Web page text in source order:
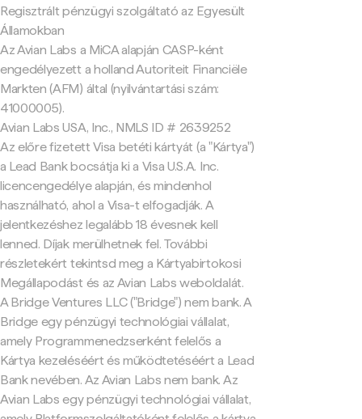
Regisztrált pénzügyi szolgáltató az Egyesült
Államokban
Az Avian Labs a MiCA alapján CASP-ként
engedélyezett a holland Autoriteit Financiële
Markten (AFM) által (nyilvántartási szám:
41000005).
Avian Labs USA, Inc., NMLS ID # 2639252
Az előre fizetett Visa betéti kártyát (a "Kártya")
a Lead Bank bocsátja ki a Visa U.S.A. Inc.
licencengedélye alapján, és mindenhol
használható, ahol a Visa-t elfogadják. A
jelentkezéshez legalább 18 évesnek kell
lenned. Díjak merülhetnek fel. További
részletekért tekintsd meg a Kártyabirtokosi
Megállapodást és az Avian Labs weboldalát.
A Bridge Ventures LLC ("Bridge") nem bank. A
Bridge egy pénzügyi technológiai vállalat,
amely Programmenedzserként felelős a
Kártya kezeléséért és működtetéséért a Lead
Bank nevében. Az Avian Labs nem bank. Az
Avian Labs egy pénzügyi technológiai vállalat,